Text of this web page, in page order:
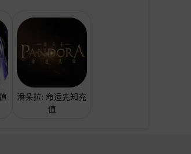
潘朵拉: 命运先知充
值